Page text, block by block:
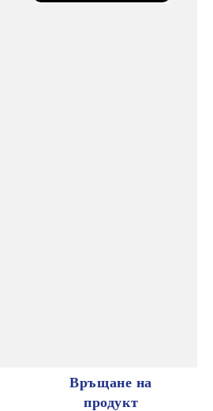
Връщане на
продукт